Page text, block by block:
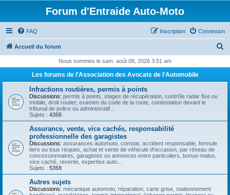
Forum d'Entraide Auto-Moto
FAQ Connexion
Inscription
Accueil du forum
h
c
Nous sommes le sam. août 08, 2026 3:51 am
Les forums de l'Association des Avocats de l'Automobile
Infractions routières, permis à points
Discussions: permis à points, stages de récupération, contrôle radar fixe ou
mobile, droit routier, examen du code de la route, contestation devant le
tribunal de police ou administratif...
Sujets : 4355
Assurance, vente, vice cachés, responsabilité
professionnelle des garagistes
Discussions: assurances automoto, constat, accident responsable, formule
tiers ou tous risques, achat et vente de véhicule d'occasion, par réseau de
concessionnaires, garagistes ou annonces entre particuliers, bonus-malus,
vice caché, revente, expertise auto...
Sujets : 5359
Autres sujets
Discussions: mécanique automoto, réparation, carte grise, stationnement